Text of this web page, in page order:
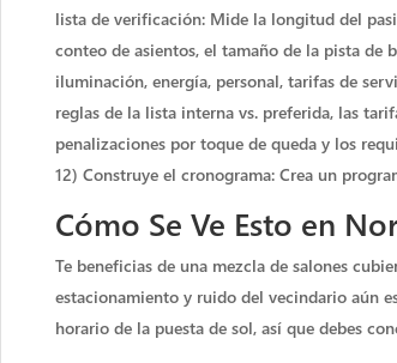
lista de verificación: Mide la longitud del
conteo de asientos, el tamaño de la pista de
iluminación, energía, personal, tarifas de
reglas de la lista interna vs. preferida, las
penalizaciones por toque de queda y los
12) Construye el cronograma: Crea un
Cómo Se Ve Esto en
Te beneficias de una mezcla de salones
estacionamiento y ruido del vecindario aún
horario de la puesta de sol, así que debes